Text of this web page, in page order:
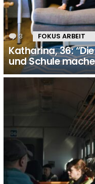
3 Kommentare
FOKUS ARBEIT
Katharina, 36:
und Schule